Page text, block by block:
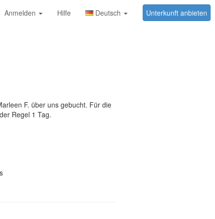
Unterkunft anbieten
Anmelden Hilfe Deutsch
F. über uns gebucht. Für die
Regel 1 Tag.